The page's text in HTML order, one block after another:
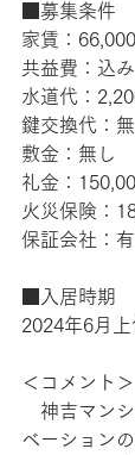
■募集条件
家賃：
共益費：込み
水道代：
鍵交換代：
敷金：無し
礼金：
火災保険：
保証会社：有
■入居時期
2024年6月上
＜コメント＞
神吉マンシ
ベーション